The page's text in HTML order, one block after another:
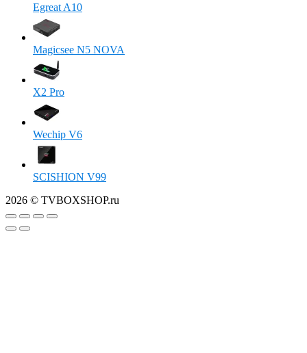
Egreat A10
Magicsee N5 NOVA
X2 Pro
Wechip V6
SCISHION V99
2026 © TVBOXSHOP.ru